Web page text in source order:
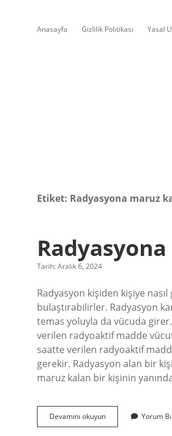
Anasayfa Gizlilik Politikası Yasal
Etiket: Radyasyona maruz
Tarih: Aralık 6, 2024
Radyasyon kişiden kişiye
bulaştırabilirler. Radyasyon
temas yoluyla da vücuda
verilen radyoaktif madde
saatte verilen radyoaktif
gerekir. Radyasyon alan bir
maruz kalan bir kişinin
Devamını okuyunRadyasyona
Maruz
Yorum